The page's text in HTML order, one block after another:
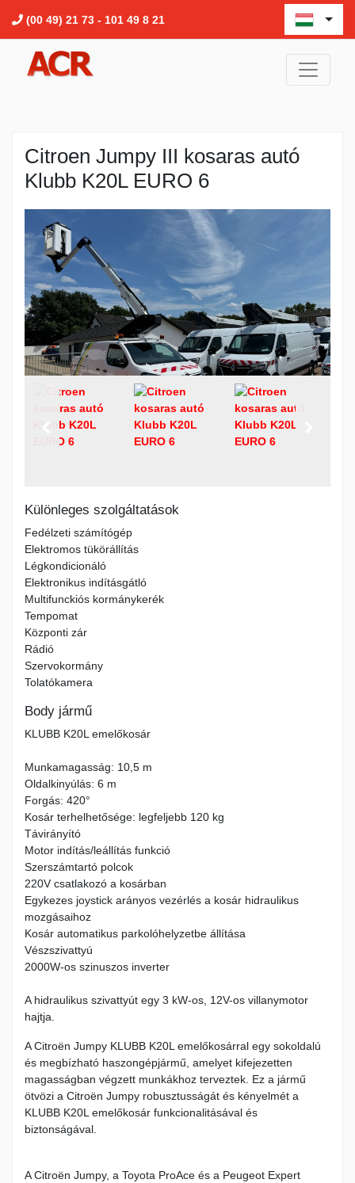
(00 49) 21 73 - 101 49 8 21
Citroen Jumpy III kosaras autó
Klubb K20L EURO 6
Különleges szolgáltatások
Fedélzeti számítógép
Elektromos tükörállítás
Légkondicionáló
Elektronikus indításgátló
Multifunckiós kormánykerék
Tempomat
Központi zár
Rádió
Szervokormány
Tolatókamera
Body jármű
KLUBB K20L emelőkosár
Munkamagasság: 10,5 m
Oldalkinyúlás: 6 m
Forgás: 420°
Kosár terhelhetősége: legfeljebb 120 kg
Távirányító
Motor indítás/leállítás funkció
Szerszámtartó polcok
220V csatlakozó a kosárban
Egykezes joystick arányos vezérlés a kosár hidraulikus
mozgásaihoz
Kosár automatikus parkolóhelyzetbe állítása
Vészszivattyú
2000W-os szinuszos inverter
A hidraulikus szivattyút egy 3 kW-os, 12V-os villanymotor
hajtja.
A Citroën Jumpy KLUBB K20L emelőkosárral egy sokoldalú
és megbízható haszongépjármű, amelyet kifejezetten
magasságban végzett munkákhoz terveztek. Ez a jármű
ötvözi a Citroën Jumpy robusztusságát és kényelmét a
KLUBB K20L emelőkosár funkcionalitásával és
biztonságával.
A Citroën Jumpy, a Toyota ProAce és a Peugeot Expert